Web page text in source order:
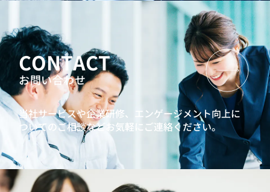
CONTACT
お問い合わせ
当社サービスや企業研修、エンゲージメント向上に
ついてのご相談などお気軽にご連絡ください。